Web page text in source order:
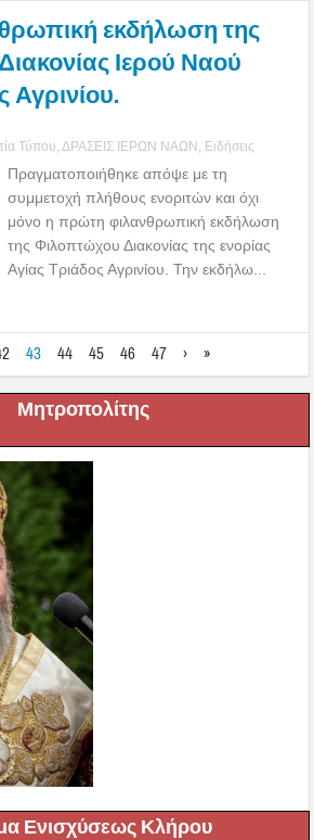
εκδήλωση της
Ιερού Ναού
Αγρινίου.
Τύπου ΔΡΑΣΕΙΣ ΙΕΡΩΝ ΝΑΩΝ Ειδήσεις
Πραγματοποιήθηκε απόψε με τη
συμμετοχή πλήθους ενοριτών και όχι
μόνο η πρώτη φιλανθρωπική εκδήλωση
της Φιλοπτώχου Διακονίας της ενορίας
Αγίας Τριάδος Αγρινίου. Την εκδήλω...
43 44 45 46 47 › »
Μητροπολίτης
Ενισχύσεως Κλήρου